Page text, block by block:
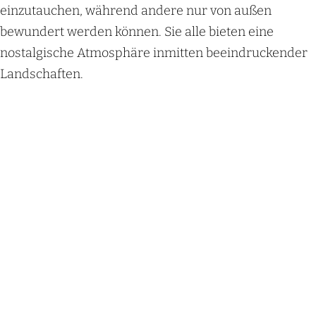
einzutauchen, während andere nur von außen
bewundert werden können. Sie alle bieten eine
nostalgische Atmosphäre inmitten beeindruckender
Landschaften.